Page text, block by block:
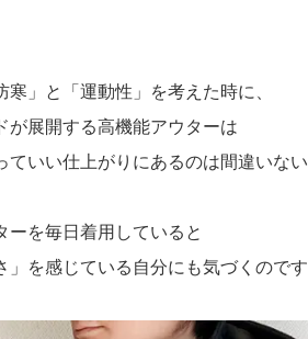
」と「運動性」を考えた時に、
が展開する高機能アウターは
いい仕上がりにあるのは間違いない
ーを毎日着用していると
を感じている自分にも気づくのです